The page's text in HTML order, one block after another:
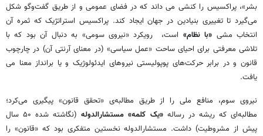
بشر»، پراکسیس را کنشی می داند که در فضای عمومی و از طریق گفت‌وگو شکل
می‌گیرد تا تغییری بنیادین در جهان ایجاد کند. پراکسیس استراتژیک که ثمره آن
انتخاب مشی «با نظام» است، رویکرد «نیروی سومی» به دنبال آن بود که با
تلاشی معرفتی برای احیای ساحت «عمل سیاسی» (در معنای آرنتی آن) در چارچوب
قانون و در برابر حرکت‌های پوپولیستی نیروهای ایدئولوژیک و یا برانداز معنا می
یافت.
نیروی سوم، منافع ملی را از طریق مطالبه‌ی «تحقق قانون» پیگیری می‌کرد؛
مطالبه‌ای که ریشه در رساله«یک کلمه» مستشارالدوله
(نگاشته شده ۵۰ سال
پیش از مشروطیت) داشت. مستشارالدوله نخستین متفکری بود که «قانون» را